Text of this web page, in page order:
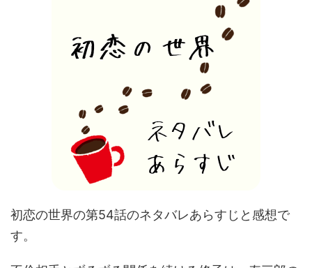
初恋の世界の第54話のネタバレあらすじと感想で
す。